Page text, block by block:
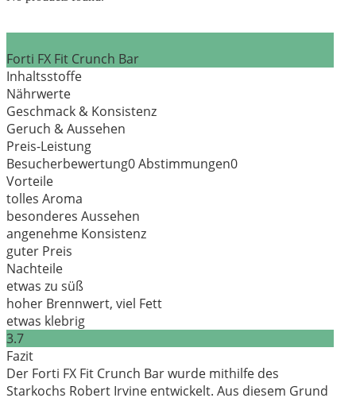
Forti FX Fit Crunch Bar
Inhaltsstoffe
Nährwerte
Geschmack & Konsistenz
Geruch & Aussehen
Preis-Leistung
Besucherbewertung0Abstimmungen0
Vorteile
tolles Aroma
besonderes Aussehen
angenehme Konsistenz
guter Preis
Nachteile
etwas zu süß
hoher Brennwert, viel Fett
etwas klebrig
3.7
Fazit
Der Forti FX Fit Crunch Bar wurde mithilfe des
Starkochs Robert Irvine entwickelt. Aus diesem Grund